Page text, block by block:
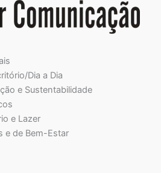
Dia a Dia
e Sustentabilidade
e Lazer
e de Bem-Estar